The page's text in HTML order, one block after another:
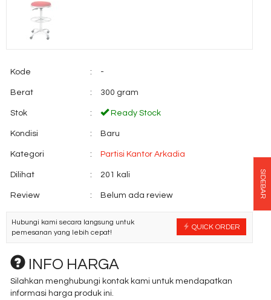
Kode : -
Berat : 300 gram
Stok : Ready Stock
Kondisi : Baru
Kategori : Partisi Kantor Arkadia
Dilihat : 201 kali
Review : Belum ada review
QUICK ORDER
Hubungi kami secara langsung untuk
pemesanan yang lebih cepat!
INFO HARGA
Silahkan menghubungi kontak kami untuk mendapatkan
informasi harga produk ini.
SIDEBAR